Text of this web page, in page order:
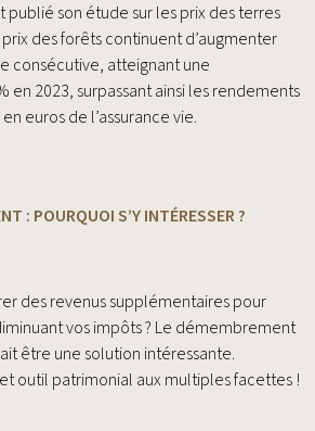
publié son étude sur les prix des terres
prix des forêts continuent d’augmenter
consécutive, atteignant une
en 2023, surpassant ainsi les rendements
euros de l’assurance vie.
: POURQUOI S’Y INTÉRESSER ?
des revenus supplémentaires pour
vos impôts ? Le démembrement
être une solution intéressante.
outil patrimonial aux multiples facettes !